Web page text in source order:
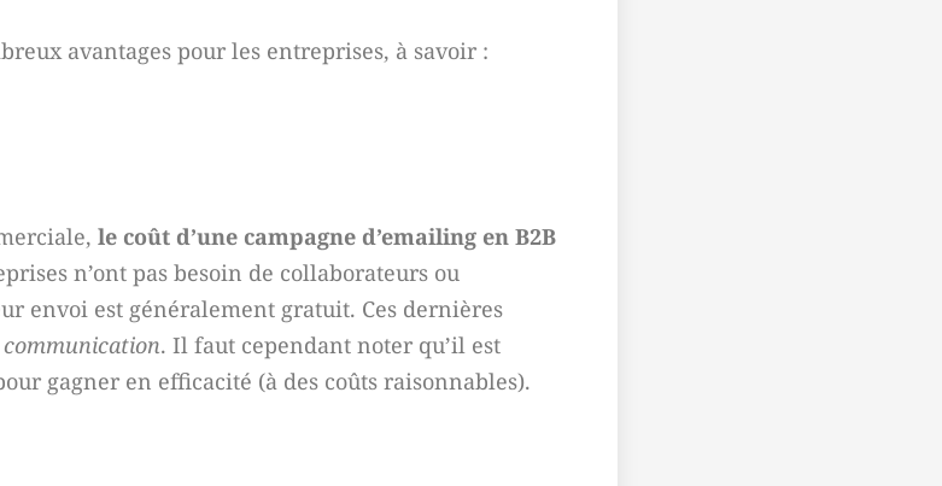
avantages pour les entreprises, à savoir :
le coût d’une campagne d’emailing en B2B
n’ont pas besoin de collaborateurs ou
envoi est généralement gratuit. Ces dernières
. Il faut cependant noter qu’il est
gagner en efficacité (à des coûts raisonnables).